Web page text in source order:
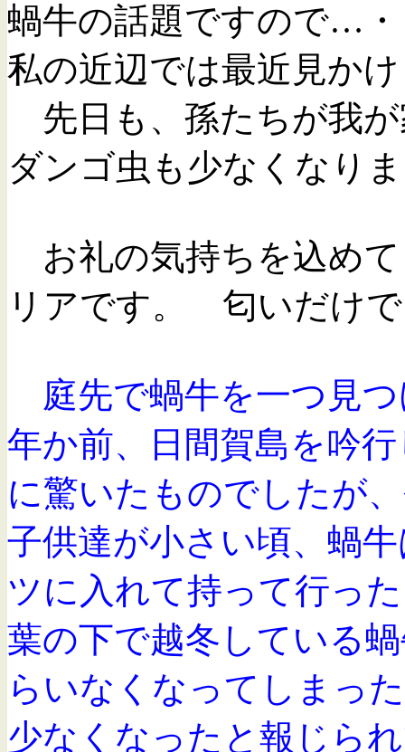
蝸牛の話題ですので…
私の近辺では最近見か
先日も、孫たちが我
ダンゴ虫も少なくなり
お礼の気持ちを込め
リアです。 匂いだけ
庭先で蝸牛を一つ見
年か前、日間賀島を吟
に驚いたものでしたが
子供達が小さい頃、蝸
ツに入れて持って行っ
葉の下で越冬している
らいなくなってしまっ
少なくなったと報じら